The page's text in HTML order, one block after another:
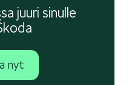
juuri sinulle
nyt